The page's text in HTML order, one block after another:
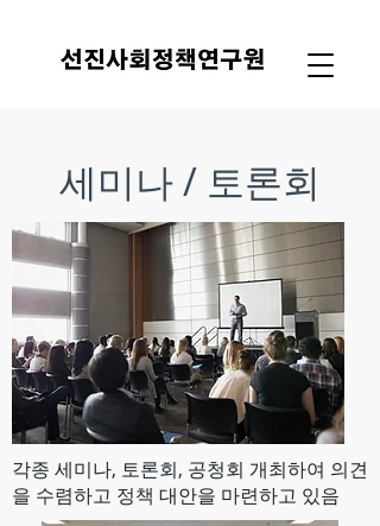
세미나 / 토론회
각종 세미나, 토론회, 공청회 개최하여 의견
을 수렴하고 정책 대안을 마련하고 있음